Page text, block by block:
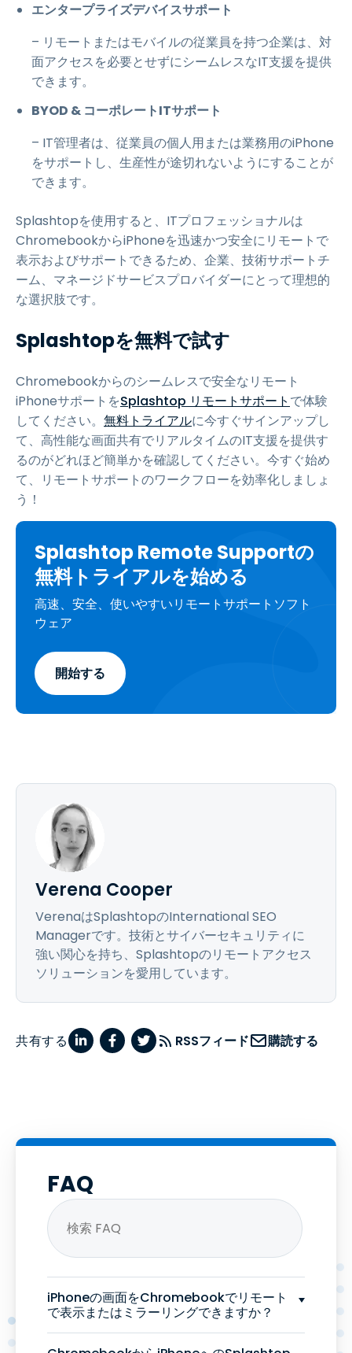
エンタープライズデバイスサポート
– リモートまたはモバイルの従業員を持つ企業は、対
面アクセスを必要とせずにシームレスなIT支援を提供
できます。
BYOD & コーポレートITサポート
– IT管理者は、従業員の個人用または業務用のiPhone
をサポートし、生産性が途切れないようにすることが
できます。
Splashtopを使用すると、ITプロフェッショナルは
ChromebookからiPhoneを迅速かつ安全にリモートで
表示およびサポートできるため、企業、技術サポートチ
ーム、マネージドサービスプロバイダーにとって理想的
な選択肢です。
Splashtopを無料で試す
Chromebookからのシームレスで安全なリモート
iPhoneサポートをSplashtop リモートサポート で体験
してください。 無料トライアルに今すぐサインアップし
て、高性能な画面共有でリアルタイムのIT支援を提供す
るのがどれほど簡単かを確認してください。今すぐ始め
て、リモートサポートのワークフローを効率化しましょ
う！
Splashtop Remote Supportの
無料トライアルを始める
高速、安全、使いやすいリモートサポートソフト
ウェア
開始する
Verena Cooper
VerenaはSplashtopのInternational SEO
Managerです。技術とサイバーセキュリティに
強い関心を持ち、Splashtopのリモートアクセス
ソリューションを愛用しています。
共有する RSSフィード 購読する
FAQ
iPhoneの画面をChromebookでリモート
で表示またはミラーリングできますか？